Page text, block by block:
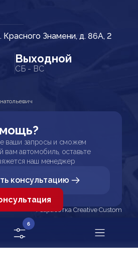
Красного Знамени, д. 86А, 2
Выходной
СБ - ВС
ваши запросы и сможем
вам автомобиль, оставьте
наш менеджер
консультацию
Разработка Creative Custom
6